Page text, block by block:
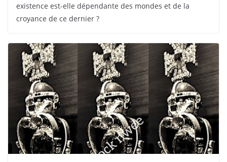
existence est-elle dépendante des mondes et de la
croyance de ce dernier ?